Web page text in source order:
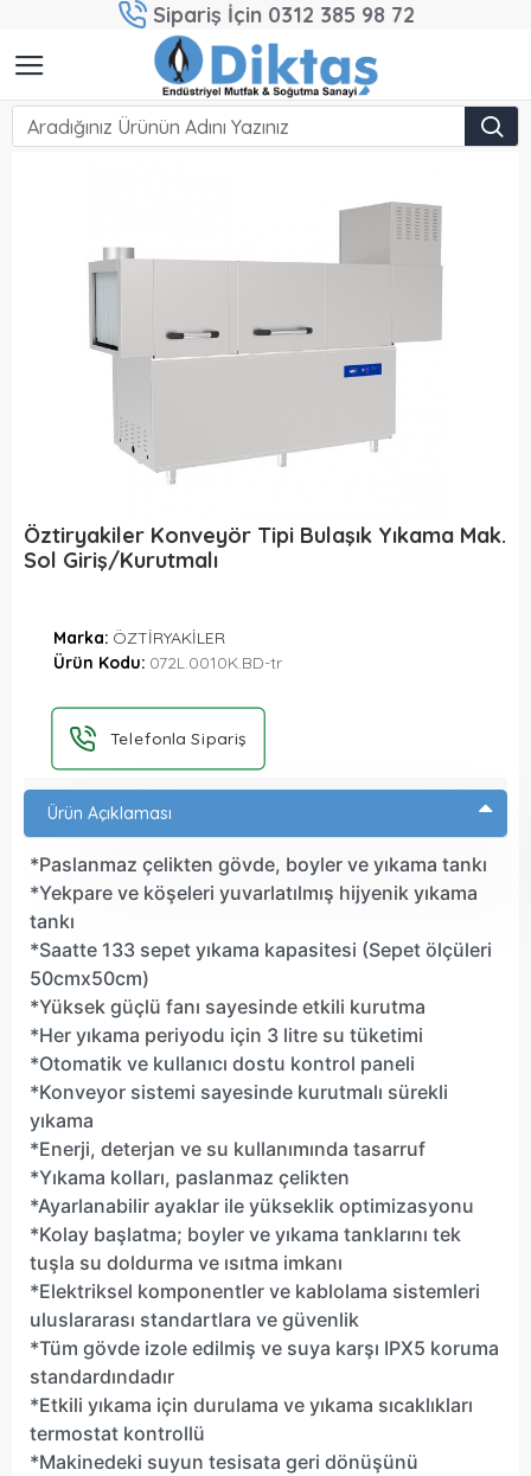
Sipariş İçin 0312 385 98 72
Öztiryakiler Konveyör Tipi Bulaşık Yıkama Mak.
Sol Giriş/Kurutmalı
Marka: ÖZTİRYAKİLER
Ürün Kodu: 072L.0010K.BD-tr
Telefonla Sipariş
Ürün Açıklaması
*Paslanmaz çelikten gövde, boyler ve yıkama tankı
*Yekpare ve köşeleri yuvarlatılmış hijyenik yıkama
tankı
*Saatte 133 sepet yıkama kapasitesi (Sepet ölçüleri
50cmx50cm)
*Yüksek güçlü fanı sayesinde etkili kurutma
*Her yıkama periyodu için 3 litre su tüketimi
*Otomatik ve kullanıcı dostu kontrol paneli
*Konveyor sistemi sayesinde kurutmalı sürekli
yıkama
*Enerji, deterjan ve su kullanımında tasarruf
*Yıkama kolları, paslanmaz çelikten
*Ayarlanabilir ayaklar ile yükseklik optimizasyonu
*Kolay başlatma; boyler ve yıkama tanklarını tek
tuşla su doldurma ve ısıtma imkanı
*Elektriksel komponentler ve kablolama sistemleri
uluslararası standartlara ve güvenlik
*Tüm gövde izole edilmiş ve suya karşı IPX5 koruma
standardındadır
*Etkili yıkama için durulama ve yıkama sıcaklıkları
termostat kontrollü
*Makinedeki suyun tesisata geri dönüşünü